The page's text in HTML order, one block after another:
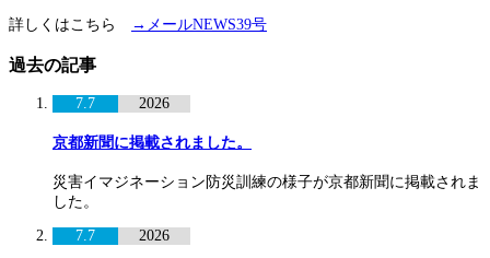
詳しくはこちら →メールNEWS39号
過去の記事
7.7 2026
京都新聞に掲載されました。
災害イマジネーション防災訓練の様子が京都新聞に掲載されま
した。
7.7 2026